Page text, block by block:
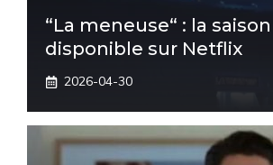
“La meneuse“ : la
disponible sur Netflix
2026-04-30